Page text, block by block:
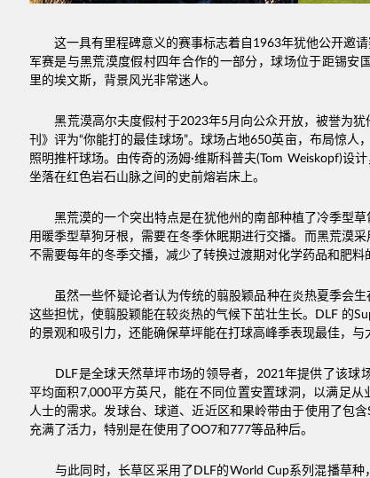
这一具有里程碑意义的赛事标志着自1963年犹他公开邀
军赛是与黑荒漠度假村四年合作的一部分，球场位于距锡安
里的埃文斯，背景风光非常迷人。
黑荒漠高尔夫度假村于2023年5月向公众开放，被誉为
刊》评为“你能打的最佳球场”。球场占地650英亩，布局惊人
照明推杆球场。由传奇的汤姆·维斯科普夫(Tom Weiskopf)设
坐落在红色岩石山脉之间的史前熔岩床上。
黑荒漠的一个突出特点是在犹他州的南部种植了冷季型
用暖季型草狗牙根，需要在冬季休眠期进行交播。而黑荒漠采
不需要每年的冬季交播，减少了转换过渡期对化学药品和肥料
虽然一些怀疑论者认为传统的翦股颖品种在炎热夏季会
这些担忧，使翦股颖能在较炎热的气候下茁壮生长。DLF 的
的景观和吸引力，还能确保草坪能在打球高峰季表现最佳，与
DLF是全球天然草坪市场的领导者，2021年提供了该球
平均面积7,000平方英尺，能在不同位置安置球洞，以满足
人士的需求。发球台、球道、近近区和果岭带由于使用了包
充满了活力，特别是在使用了OO7和777等品种后。
与此同时，长草区采用了DLF的World Cup系列混播草